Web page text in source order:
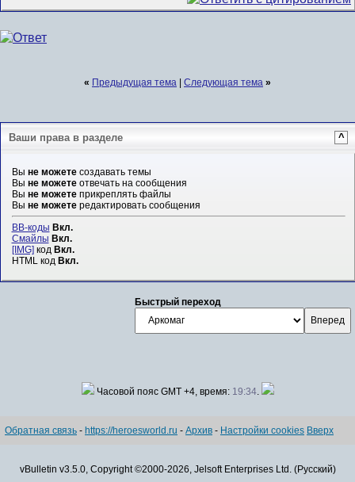
« Предыдущая тема | Следующая тема »
Ваши права в разделе ^
Вы не можетесоздавать темы
Вы не можетеотвечать на сообщения
Вы не можетеприкреплять файлы
Вы не можетередактировать сообщения
BB-коды Вкл.
Смайлы Вкл.
[IMG] код Вкл.
HTML код Вкл.
Быстрый переход
Часовой пояс GMT +4, время: 19:34.
Обратная связь - https://heroesworld.ru - Архив - Настройки cookies Вверх
vBulletin v3.5.0, Copyright ©2000-2026, Jelsoft Enterprises Ltd. (Русский)